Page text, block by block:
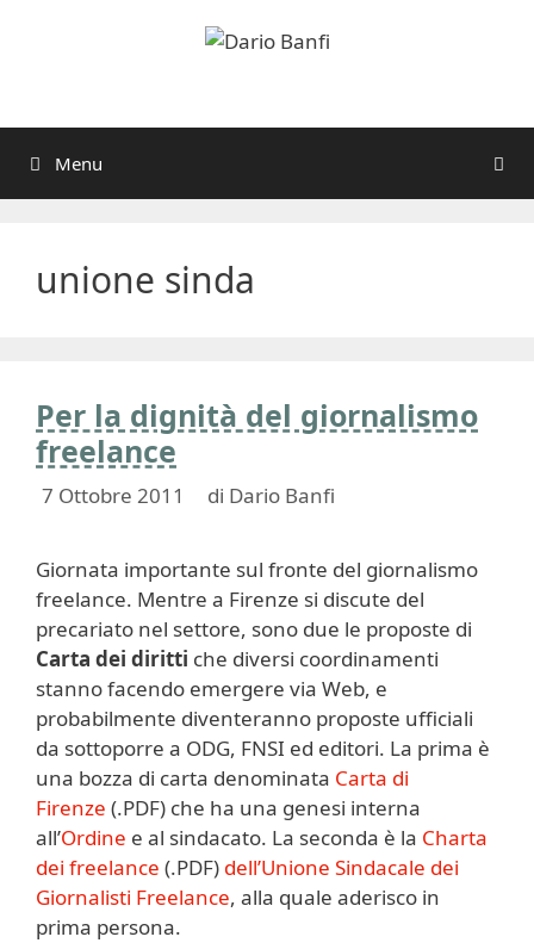
Menu
unione sinda
Per la dignità del giornalismo
freelance
7 Ottobre 2011 di Dario Banfi
Giornata importante sul fronte del giornalismo
freelance. Mentre a Firenze si discute del
precariato nel settore, sono due le proposte di
Carta dei diritti che diversi coordinamenti
stanno facendo emergere via Web, e
probabilmente diventeranno proposte ufficiali
da sottoporre a ODG, FNSI ed editori. La prima è
una bozza di carta denominata Carta di
Firenze (.PDF) che ha una genesi interna
all’Ordine e al sindacato. La seconda è la Charta
dei freelance (.PDF) dell’Unione Sindacale dei
Giornalisti Freelance, alla quale aderisco in
prima persona.